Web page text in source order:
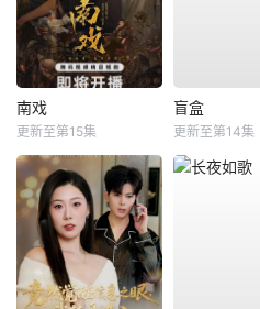
南戏
更新至第15集
盲盒
更新至第14集